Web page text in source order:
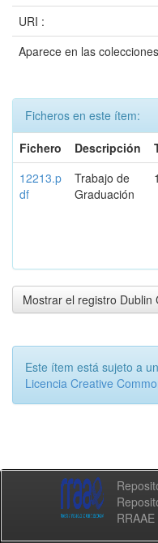
URI :
Aparece en las
Ficheros en este ítem:
Fichero
Descripción
12213.p
df
Trabajo de
Graduación
Mostrar el registro
Este ítem está sujeto a
Licencia Creative
RRAAE